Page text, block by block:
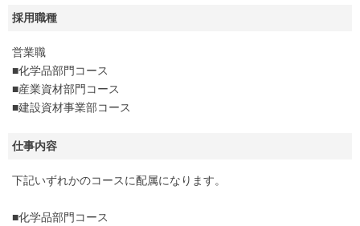
採用職種
営業職
■化学品部門コース
■産業資材部門コース
■建設資材事業部コース
仕事内容
下記いずれかのコースに配属になります。
■化学品部門コース